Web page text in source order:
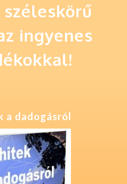
széleskörű
ingyenes
a dadogásról